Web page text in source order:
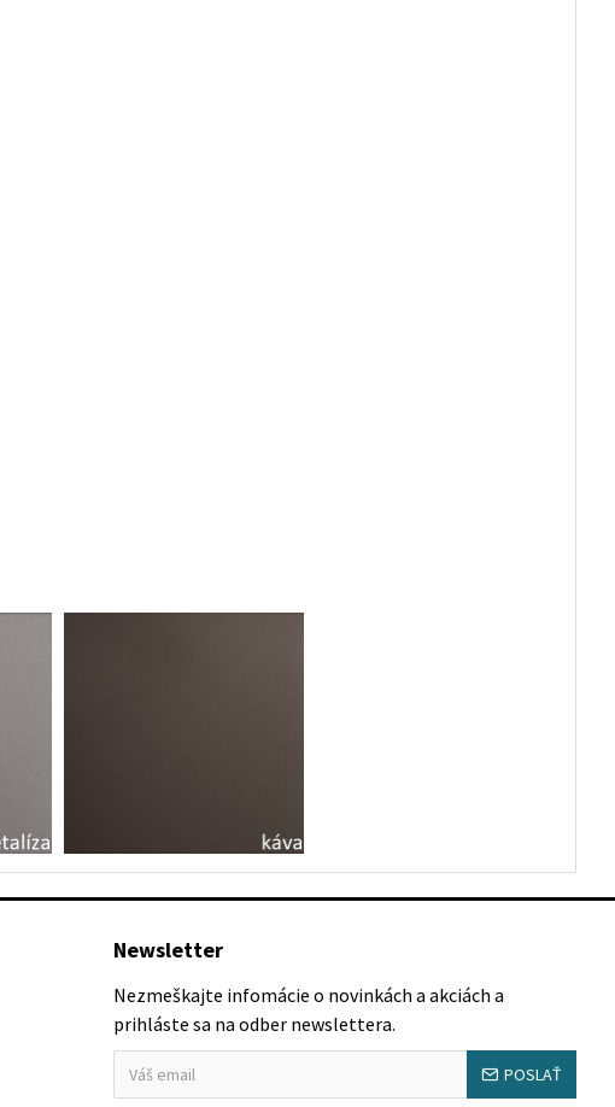
Newsletter
Nezmeškajte infomácie o novinkách a akciách a
prihláste sa na odber newslettera.
POSLAŤ